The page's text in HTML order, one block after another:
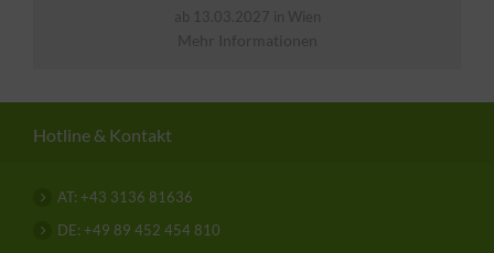
ab 13.03.2027 in Wien
Mehr Informationen
Hotline & Kontakt
AT: +43 3136 81636
DE: +49 89 452 454 810